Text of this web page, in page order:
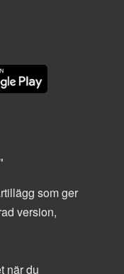
som ger
version,
när du